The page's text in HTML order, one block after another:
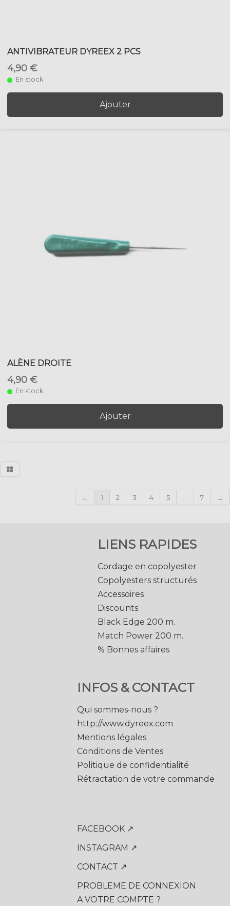
ANTIVIBRATEUR DYREEX 2 PCS
4,90 €
En stock
Ajouter
ALÈNE DROITE
4,90 €
En stock
Ajouter
← 1 2 3 4 5 ... 7 →
LIENS RAPIDES
Cordage en copolyester
Copolyesters structurés
Accessoires
Discounts
Black Edge 200 m.
Match Power 200 m.
% Bonnes affaires
INFOS & CONTACT
Qui sommes-nous ?
http://www.dyreex.com
Mentions légales
Conditions de Ventes
Politique de confidentialité
Rétractation de votre commande
FACEBOOK ↗
INSTAGRAM ↗
CONTACT ↗
PROBLEME DE CONNEXION
A VOTRE COMPTE ?